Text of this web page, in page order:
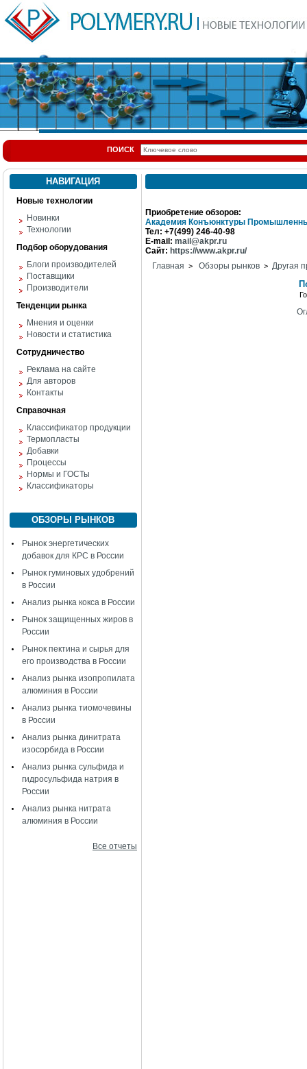
ПОИСК
НАВИГАЦИЯ
Новые технологии
Новинки
Технологии
Подбор оборудования
Блоги производителей
Поставщики
Производители
Тенденции рынка
Мнения и оценки
Новости и статистика
Сотрудничество
Реклама на сайте
Для авторов
Контакты
Справочная
Классификатор продукции
Термопласты
Добавки
Процессы
Нормы и ГОСТы
Классификаторы
ОБЗОРЫ РЫНКОВ
Рынок энергетических
добавок для КРС в России
Рынок гуминовых удобрений
в России
Анализ рынка кокса в России
Рынок защищенных жиров в
России
Рынок пектина и сырья для
его производства в России
Анализ рынка изопропилата
алюминия в России
Анализ рынка тиомочевины
в России
Анализ рынка динитрата
изосорбида в России
Анализ рынка сульфида и
гидросульфида натрия в
России
Анализ рынка нитрата
алюминия в России
Все отчеты
Приобретение обзоров:
Академия Конъюнктуры
Тел: +7(499) 246-40-98
E-mail: mail@akpr.ru
Сайт: https://www.akpr.ru/
Главная > Обзоры рынков > Другая